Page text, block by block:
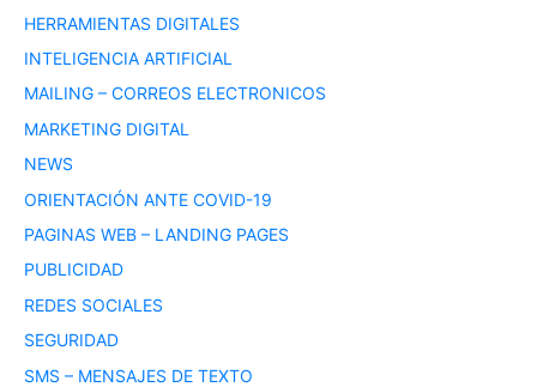
HERRAMIENTAS DIGITALES
INTELIGENCIA ARTIFICIAL
MAILING – CORREOS ELECTRONICOS
MARKETING DIGITAL
NEWS
ORIENTACIÓN ANTE COVID-19
PAGINAS WEB – LANDING PAGES
PUBLICIDAD
REDES SOCIALES
SEGURIDAD
SMS – MENSAJES DE TEXTO